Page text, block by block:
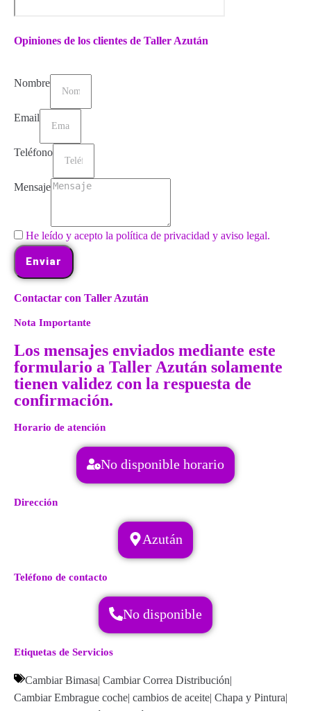
Opiniones de los clientes de Taller Azután
Nombre
Email
Teléfono
Mensaje
He leído y acepto la política de privacidad y aviso legal.
Enviar
Contactar con Taller Azután
Nota Importante
Los mensajes enviados mediante este
formulario a Taller Azután solamente
tienen validez con la respuesta de
confirmación.
Horario de atención
No disponible horario
Dirección
Azután
Teléfono de contacto
No disponible
Etiquetas de Servicios
Cambiar Bimasa| Cambiar Correa Distribución|
Cambiar Embrague coche| cambios de aceite| Chapa y Pintura|